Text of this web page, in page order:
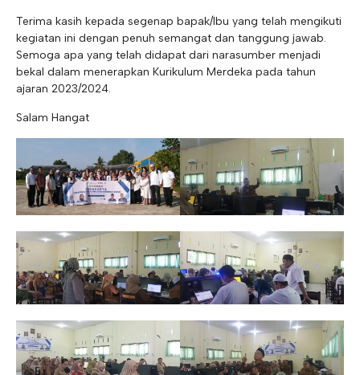
Terima kasih kepada segenap bapak/Ibu yang telah mengikuti
kegiatan ini dengan penuh semangat dan tanggung jawab.
Semoga apa yang telah didapat dari narasumber menjadi
bekal dalam menerapkan Kurikulum Merdeka pada tahun
ajaran 2023/2024.
Salam Hangat